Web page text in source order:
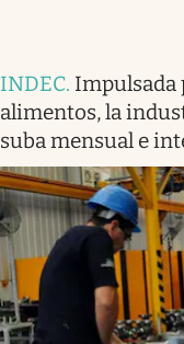
INDEC. Impulsada
alimentos, la
suba mensual e